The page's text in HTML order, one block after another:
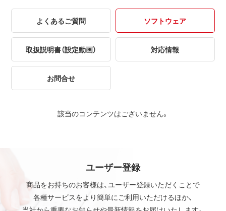
よくあるご質問 ソフトウェア
取扱説明書（設定動画） 対応情報
お問合せ
該当のコンテンツはございません。
ユーザー登録
商品をお持ちのお客様は、ユーザー登録いただくことで
各種サービスをより簡単にご利用いただけるほか、